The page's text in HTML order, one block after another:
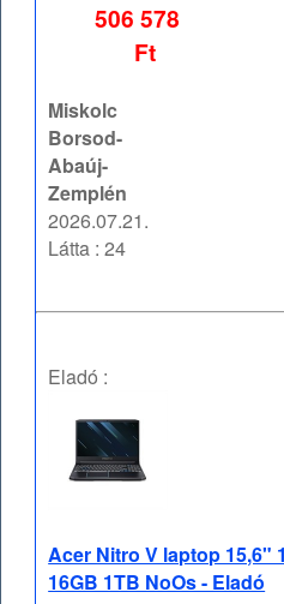
506 578
Ft
Miskolc
Borsod-
Abaúj-
Zemplén
2026.07.21.
Látta : 24
Eladó :
Acer Nitro V laptop 15,6"
16GB 1TB NoOs - Eladó